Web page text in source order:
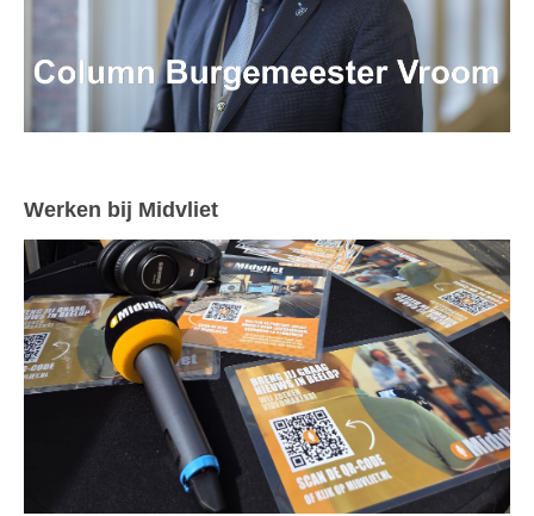
Werken bij Midvliet